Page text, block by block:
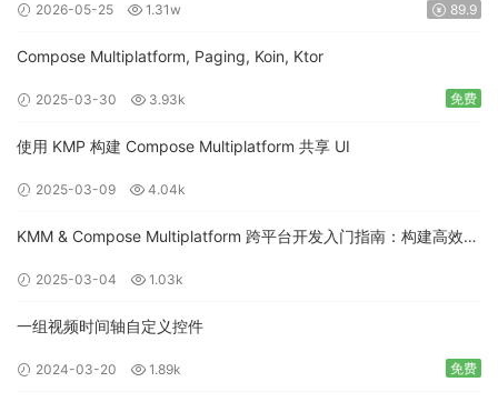
2026-05-25 1.31w 89.9
Compose Multiplatform, Paging, Koin, Ktor
2025-03-30 3.93k 免费
使用 KMP 构建 Compose Multiplatform 共享 UI
2025-03-09 4.04k
KMM & Compose Multiplatform 跨平台开发入门指南：构建高效的
2025-03-04 1.03k
一组视频时间轴自定义控件
2024-03-20 1.89k 免费